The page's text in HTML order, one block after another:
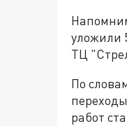
уложили
ТЦ
По
работ